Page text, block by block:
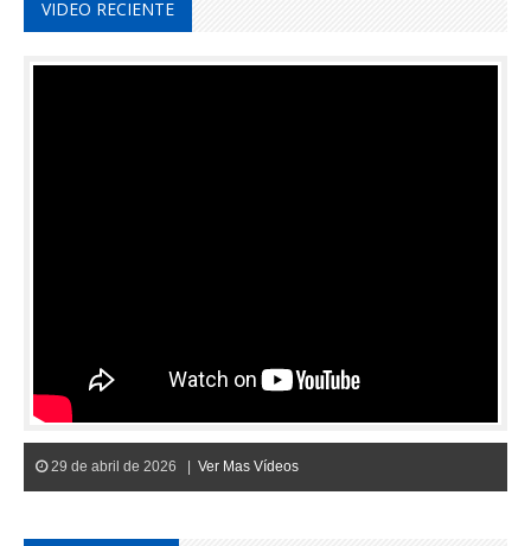
VIDEO RECIENTE
29 de abril de 2026 | Ver Mas Vídeos